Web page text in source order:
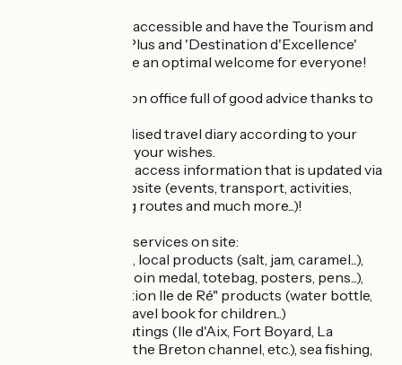
All our offices are accessible and have the Tourism and
Handicap, Family Plus and 'Destination d'Excellence'
labels to guarantee an optimal welcome for everyone!
Leave the reception office full of good advice thanks to
Ask for a personalised travel diary according to your
period of stay and your wishes.
This allows you to access information that is updated via
your personal website (events, transport, activities,
essentials, walking routes and much more...)!
You will find many services on site:
- Shop: postcards, local products (salt, jam, caramel...),
souvenirs (Paris coin medal, totebag, posters, pens...),
range of "Destination Ile de Ré" products (water bottle,
mug, notebook, travel book for children...)
- Ticketing: sea outings (Ile d'Aix, Fort Boyard, La
Rochelle, walks in the Breton channel, etc.), sea fishing,